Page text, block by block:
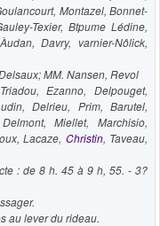
Montazel, Bonnet-
Texier, Btpume Lédine,
Davry, varnier-Nôlick,
MM. Nansen, Revol
Ezanno, Delpouget,
Delrieu, Prim, Barutel,
Miellet, Marchisio,
Lacaze, Christin, Taveau,
: de 8 h. 45 à 9 h, 55. - 3?
au lever du rideau.